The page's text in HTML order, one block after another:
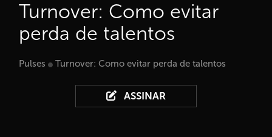
Turnover: Como evitar
perda de talentos
Pulses Turnover: Como evitar perda de talentos
ASSINAR